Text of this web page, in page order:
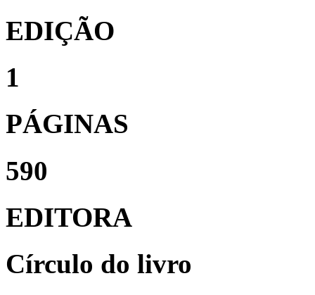
EDIÇÃO
1
PÁGINAS
590
EDITORA
Círculo do livro